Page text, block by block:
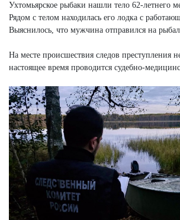
Ухтомьярское рыбаки нашли тело 62-летнего
Рядом с телом находилась его лодка с
Выяснилось, что мужчина отправился на
На месте происшествия следов преступления
настоящее время проводится судебно-